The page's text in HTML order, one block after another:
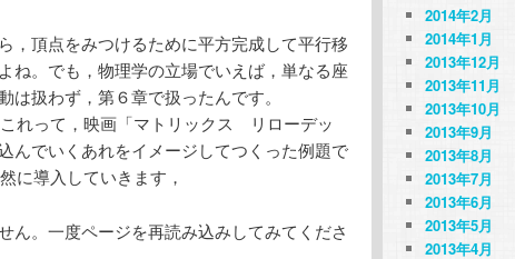
頂点をみつけるために平方完成して平行移
ね。でも，物理学の立場でいえば，単なる座
扱わず，第６章で扱ったんです。
れって，映画「マトリックス リローデッ
んでいくあれをイメージしてつくった例題で
に導入していきます，
ん。一度ページを再読み込みしてみてくださ
2014年2月
2014年1月
2013年12月
2013年11月
2013年10月
2013年9月
2013年8月
2013年7月
2013年6月
2013年5月
2013年4月